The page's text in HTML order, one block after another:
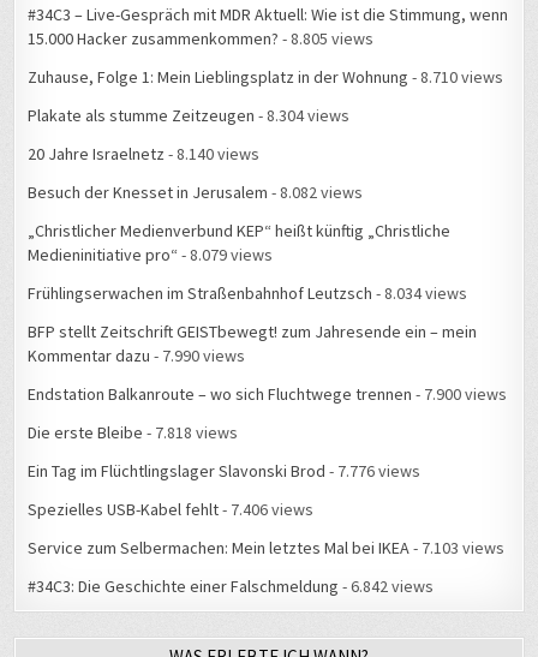
#34C3 – Live-Gespräch mit MDR Aktuell: Wie ist die Stimmung, wenn
15.000 Hacker zusammenkommen? - 8.805 views
Zuhause, Folge 1: Mein Lieblingsplatz in der Wohnung - 8.710 views
Plakate als stumme Zeitzeugen - 8.304 views
20 Jahre Israelnetz - 8.140 views
Besuch der Knesset in Jerusalem - 8.082 views
„Christlicher Medienverbund KEP“ heißt künftig „Christliche
Medieninitiative pro“ - 8.079 views
Frühlingserwachen im Straßenbahnhof Leutzsch - 8.034 views
BFP stellt Zeitschrift GEISTbewegt! zum Jahresende ein – mein
Kommentar dazu - 7.990 views
Endstation Balkanroute – wo sich Fluchtwege trennen - 7.900 views
Die erste Bleibe - 7.818 views
Ein Tag im Flüchtlingslager Slavonski Brod - 7.776 views
Spezielles USB-Kabel fehlt- 7.406 views
Service zum Selbermachen: Mein letztes Mal bei IKEA- 7.103 views
#34C3: Die Geschichte einer Falschmeldung - 6.842 views